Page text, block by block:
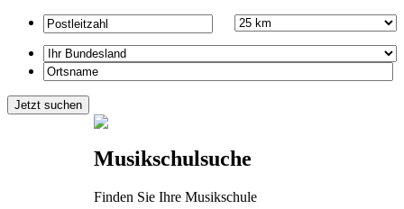
Musikschulsuche
Finden Sie Ihre Musikschule